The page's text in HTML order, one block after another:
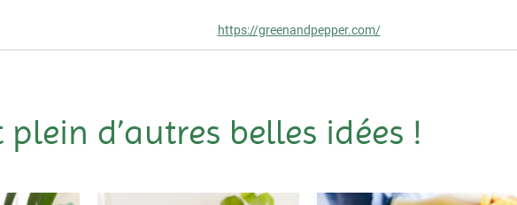
https://greenandpepper.com/
plein d’autres belles idées !